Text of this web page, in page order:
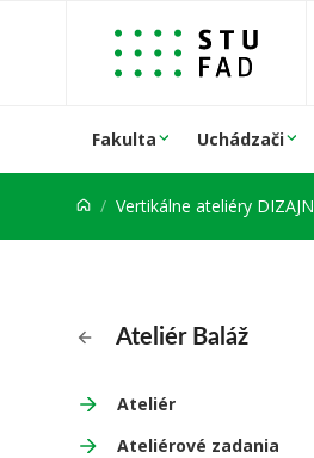
Prejsť na obsah
Fakulta Uchádzači
Vertikálne ateliéry DIZAJN
Ateliér Baláž
Ateliér
Ateliérové zadania